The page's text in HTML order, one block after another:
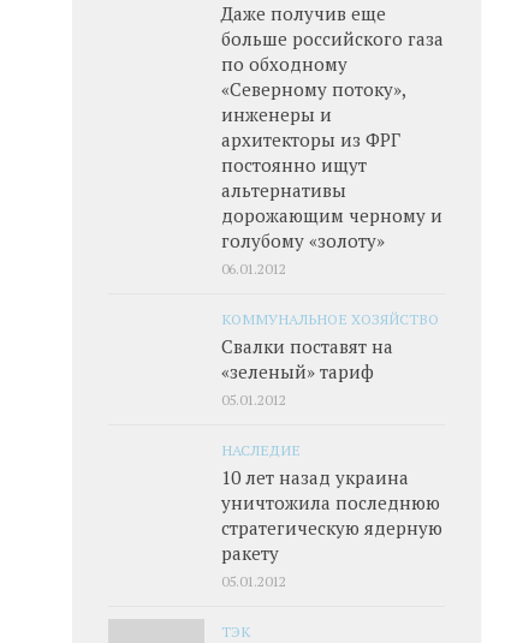
Даже получив еще
больше российского газа
по обходному
«Северному потоку»,
инженеры и
архитекторы из ФРГ
постоянно ищут
альтернативы
дорожающим черному и
голубому «золоту»
06.01.2012
КОММУНАЛЬНОЕ ХОЗЯЙСТВО
Свалки поставят на
«зеленый» тариф
05.01.2012
НАСЛЕДИЕ
10 лет назад украина
уничтожила последнюю
стратегическую ядерную
ракету
05.01.2012
ТЭК